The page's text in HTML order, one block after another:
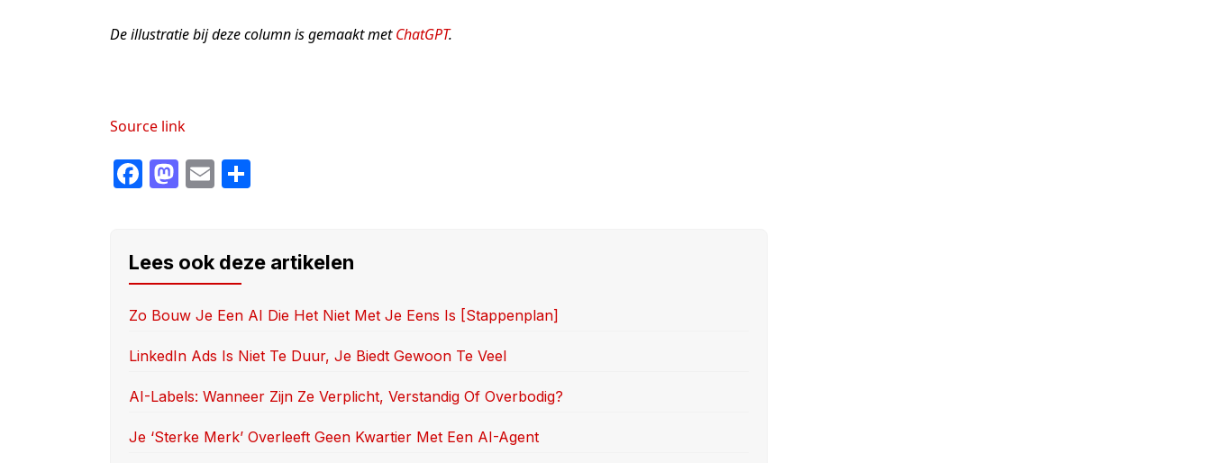
De illustratie bij deze column is gemaakt metChatGPT.
Source link
F
e
b
o
o
M
o
d
o
n
E
e
Lees ook deze artikelen
Zo Bouw Je Een AI Die Het Niet Met Je Eens Is [stappenplan]
LinkedIn Ads Is Niet Te Duur, Je Biedt Gewoon Te Veel
AI-Labels: Wanneer Zijn Ze Verplicht, Verstandig Of Overbodig?
Je ‘sterke Merk’ Overleeft Geen Kwartier Met Een AI-Agent